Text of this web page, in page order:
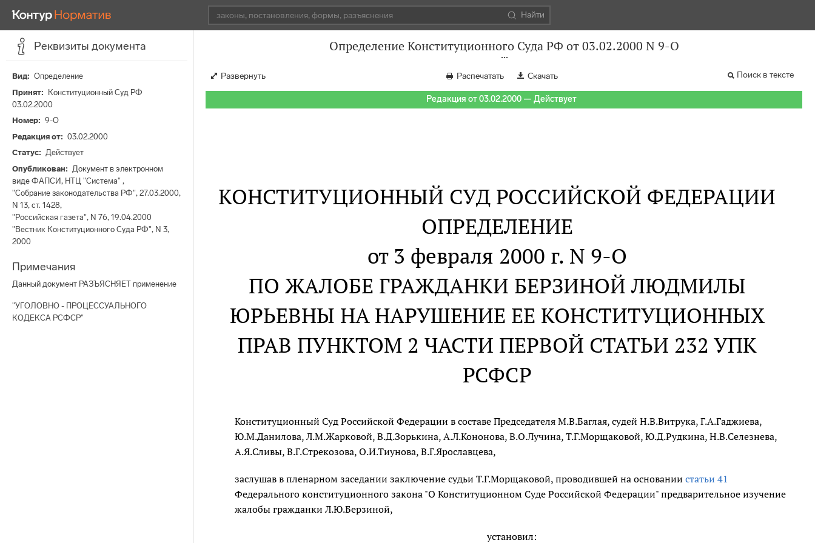
Найти
Реквизиты документа
Вид
Определение
Принят
Конституционный Суд РФ
03.02.2000
Номер
9-О
Редакция от
03.02.2000
Статус
Действует
Опубликован
Документ в электронном
виде ФАПСИ, НТЦ "Система" ,
"Собрание законодательства РФ", 27.03.2000,
N 13, ст. 1428,
"Российская газета", N 76, 19.04.2000
"Вестник Конституционного Суда РФ", N 3,
2000
Примечания
Данный документ РАЗЪЯСНЯЕТ применение
"УГОЛОВНО - ПРОЦЕССУАЛЬНОГО
КОДЕКСА РСФСР"
Определение Конституционного Суда РФ от 03.02.2000 N 9-О
Развернуть Распечатать Скачать Поиск в тексте
Редакция от 03.02.2000 — Действует
КОНСТИТУЦИОННЫЙ СУД РОССИЙСКОЙ ФЕДЕРАЦИИ
ОПРЕДЕЛЕНИЕ
от 3 февраля 2000 г. N 9-О
ПО ЖАЛОБЕ ГРАЖДАНКИ БЕРЗИНОЙ ЛЮДМИЛЫ
ЮРЬЕВНЫ НА НАРУШЕНИЕ ЕЕ КОНСТИТУЦИОННЫХ
ПРАВ ПУНКТОМ 2 ЧАСТИ ПЕРВОЙ СТАТЬИ 232 УПК
РСФСР
Конституционный Суд Российской Федерации в составе Председателя М.В.Баглая, судей Н.В.Витрука, Г.А.Гаджиева,
Ю.М.Данилова, Л.М.Жарковой, В.Д.Зорькина, А.Л.Кононова, В.О.Лучина, Т.Г.Морщаковой, Ю.Д.Рудкина, Н.В.Селезнева,
А.Я.Сливы, В.Г.Стрекозова, О.И.Тиунова, В.Г.Ярославцева,
заслушав в пленарном заседании заключение судьи Т.Г.Морщаковой, проводившей на основаниистатьи 41
Федерального конституционного закона "О Конституционном Суде Российской Федерации" предварительное изучение
жалобы гражданки Л.Ю.Берзиной,
установил: